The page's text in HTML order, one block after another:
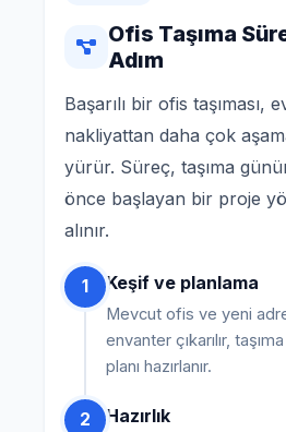
Ofis Taşıma
Adım
Başarılı bir ofis taşıması,
nakliyattan daha çok
yürür. Süreç, taşıma
önce başlayan bir proje
alınır.
1 Keşif ve planlama
Mevcut ofis ve yeni
envanter çıkarılır,
planı hazırlanır.
2 Hazırlık